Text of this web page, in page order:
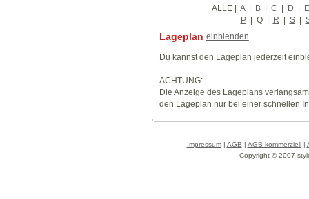
ALLE| A | B | C | D | E
P | Q | R | S |
Lageplan einblenden
Du kannst den Lageplan jederzeit
ACHTUNG:
Die Anzeige des Lageplans
den Lageplan nur bei einer schnellen
Impressum| AGB | AGB kommerziell|
Copyright © 2007